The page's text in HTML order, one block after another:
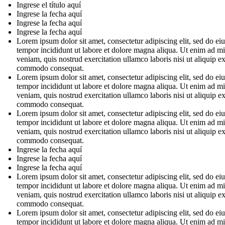
Ingrese el título aquí
Ingrese la fecha aquí
Ingrese la fecha aquí
Ingrese la fecha aquí
Lorem ipsum dolor sit amet, consectetur adipiscing elit, sed do
tempor incididunt ut labore et dolore magna aliqua. Ut enim ad
veniam, quis nostrud exercitation ullamco laboris nisi ut aliquip
commodo consequat.
Lorem ipsum dolor sit amet, consectetur adipiscing elit, sed do
tempor incididunt ut labore et dolore magna aliqua. Ut enim ad
veniam, quis nostrud exercitation ullamco laboris nisi ut aliquip
commodo consequat.
Lorem ipsum dolor sit amet, consectetur adipiscing elit, sed do
tempor incididunt ut labore et dolore magna aliqua. Ut enim ad
veniam, quis nostrud exercitation ullamco laboris nisi ut aliquip
commodo consequat.
Ingrese la fecha aquí
Ingrese la fecha aquí
Ingrese la fecha aquí
Lorem ipsum dolor sit amet, consectetur adipiscing elit, sed do
tempor incididunt ut labore et dolore magna aliqua. Ut enim ad
veniam, quis nostrud exercitation ullamco laboris nisi ut aliquip
commodo consequat.
Lorem ipsum dolor sit amet, consectetur adipiscing elit, sed do
tempor incididunt ut labore et dolore magna aliqua. Ut enim ad